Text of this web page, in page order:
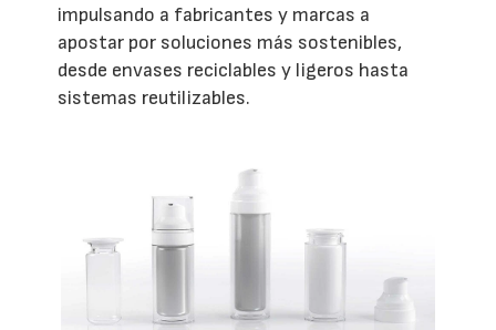
impulsando a fabricantes y marcas a
apostar por soluciones más sostenibles,
desde envases reciclables y ligeros hasta
sistemas reutilizables.